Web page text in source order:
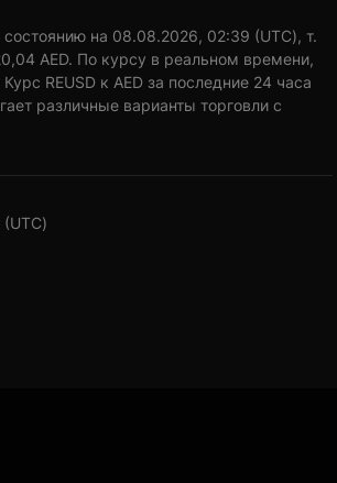
состоянию на 08.08.2026, 02:39 (UTC), т.
AED. По курсу в реальном времени,
REUSD к AED за последние 24 часа
различные варианты торговли с